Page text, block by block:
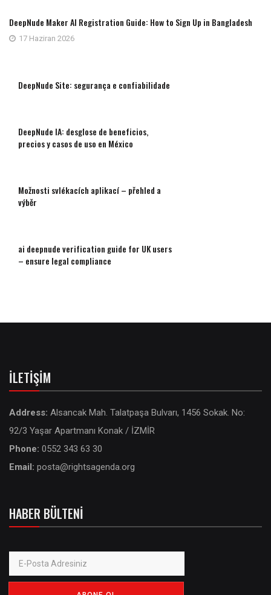
DeepNude Maker AI Registration Guide: How to Sign Up in Bangladesh
17 Haziran 2026
DeepNude Site: segurança e confiabilidade
DeepNude IA: desglose de beneficios,
precios y casos de uso en México
Možnosti svlékacích aplikací – přehled a
výběr
ai deepnude verification guide for UK users
– ensure legal compliance
İLETIŞIM
Address: Alsancak Mah. Talatpaşa Bulvarı, 1456 Sokak. No:
92/3 Yaşar Apartmanı Konak / İZMİR
Phone: 0552 343 63 30
Email: posta@rightsagenda.org
HABER BÜLTENI